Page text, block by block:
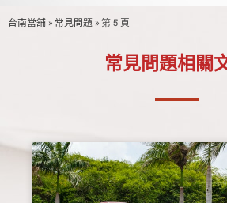
當舖借款常
見問題
台南當舖 » 常見問題 » 第 5 頁
常見問題相關